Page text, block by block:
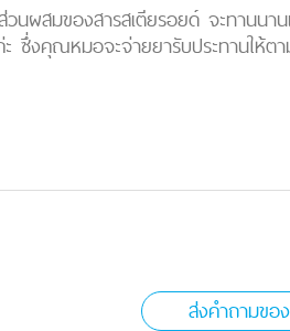
นผสมของสารสเตียรอยด์ จะทานนา
งคุณหมอจะจ่ายยารับประทานให้ตา
ส่งคำถามข